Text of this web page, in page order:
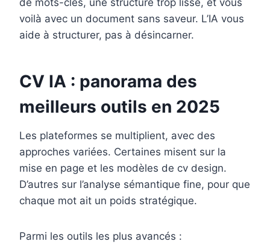
de mots-clés, une structure trop lisse, et vous
voilà avec un document sans saveur. L’IA vous
aide à structurer, pas à désincarner.
CV IA : panorama des
meilleurs outils en 2025
Les plateformes se multiplient, avec des
approches variées. Certaines misent sur la
mise en page et les modèles de cv design.
D’autres sur l’analyse sémantique fine, pour que
chaque mot ait un poids stratégique.
Parmi les outils les plus avancés :